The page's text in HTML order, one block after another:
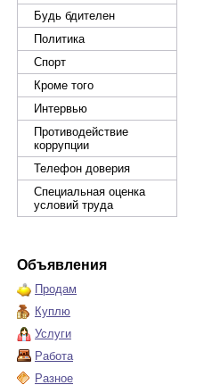
Будь бдителен
Политика
Спорт
Кроме того
Интервью
Противодействие
коррупции
Телефон доверия
Специальная оценка
условий труда
Объявления
Продам
Куплю
Услуги
Работа
Разное